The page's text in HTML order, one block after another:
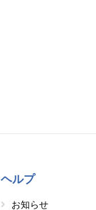
ヘルプ
お知らせ